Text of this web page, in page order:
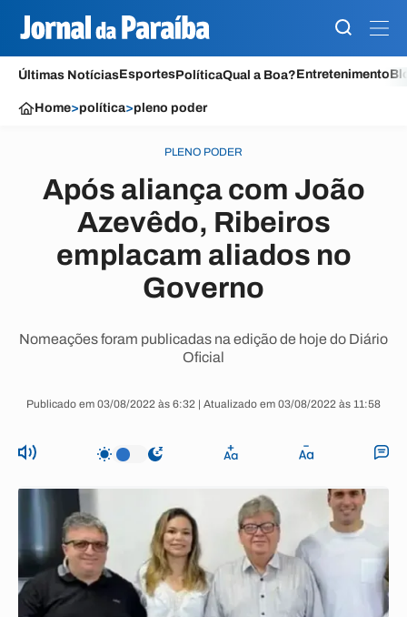
Últimas NotíciasEsportesPolíticaQual a Boa?Entretenimento
Home>política>pleno poder
PLENO PODER
Após aliança com João
Azevêdo, Ribeiros
emplacam aliados no
Governo
Nomeações foram publicadas na edição de hoje do Diário
Oficial
Publicado em 03/08/2022 às 6:32 | Atualizado em 03/08/2022 às 11:58